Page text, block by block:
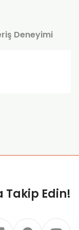
Deneyimi
Takip Edin!